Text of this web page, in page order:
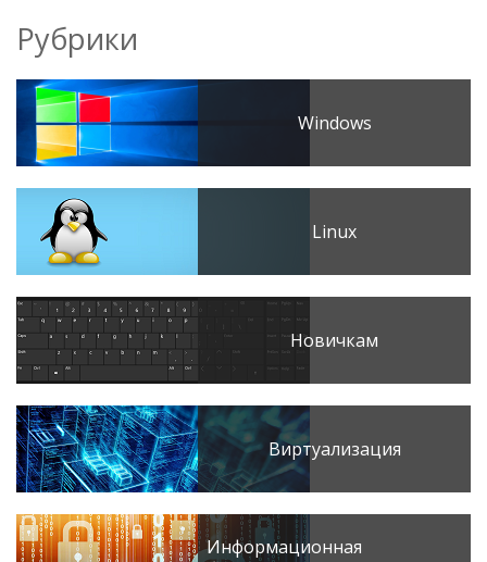
Рубрики
Windows
Linux
Новичкам
Виртуализация
Информационная